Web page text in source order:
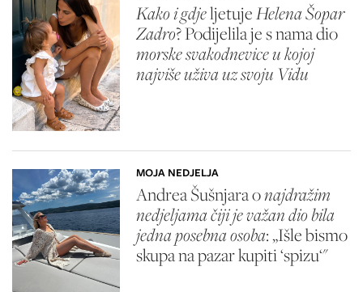
Kako i gdjeljetujeHelena Šopar
Zadro? Podijelila je s nama dio
morske svakodnevice u kojoj
najviše uživa uz svoju Vidu
MOJA NEDJELJA
Andrea Šušnjara onajdražim
nedjeljama čiji je važan dio bila
jedna posebna osoba: „Išle bismo
skupa na pazar kupiti ‘spizu‘"